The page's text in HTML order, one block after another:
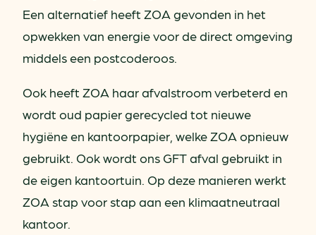
Een alternatief heeft ZOA gevonden in het
opwekken van energie voor de direct omgeving
middels een postcoderoos.
Ook heeft ZOA haar afvalstroom verbeterd en
wordt oud papier gerecycled tot nieuwe
hygiëne en kantoorpapier, welke ZOA opnieuw
gebruikt. Ook wordt ons GFT afval gebruikt in
de eigen kantoortuin. Op deze manieren werkt
ZOA stap voor stap aan een klimaatneutraal
kantoor.